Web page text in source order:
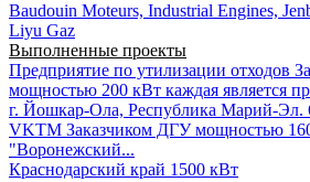
Baudouin Moteurs, Industrial Engines,
Liyu Gaz
Выполненные проекты
Предприятие по утилизации отходов
мощностью 200 кВт каждая является
г. Йошкар-Ола, Республика Марий-Эл.
VKTM Заказчиком ДГУ мощностью
"Воронежский...
Краснодарский край 1500 кВт